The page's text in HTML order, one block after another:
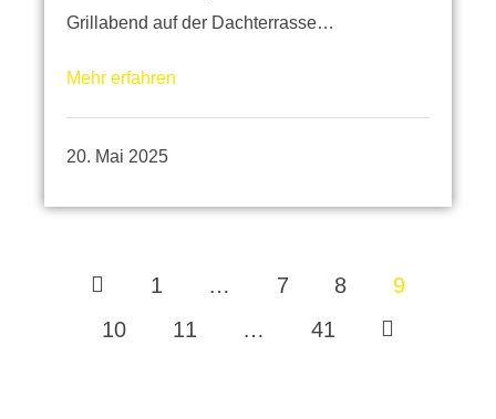
Grillabend auf der Dachterrasse…
Mehr erfahren
20. Mai 2025
1 7 8
9
10
11 41